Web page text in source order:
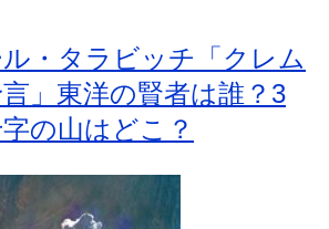
ル・タラビッチ「クレム
」東洋の賢者は誰？3
の山はどこ？